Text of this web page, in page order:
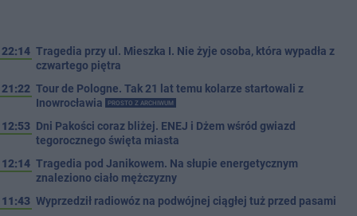
22:14 Tragedia przy ul. Mieszka I. Nie żyje osoba, która wypadła z
czwartego piętra
21:22 Tour de Pologne. Tak 21 lat temu kolarze startowali z
Inowrocławia
PROSTO Z ARCHIWUM
12:53 Dni Pakości coraz bliżej. ENEJ i Dżem wśród gwiazd
tegorocznego święta miasta
12:14 Tragedia pod Janikowem. Na słupie energetycznym
znaleziono ciało mężczyzny
11:43 Wyprzedził radiowóz na podwójnej ciągłej tuż przed pasami